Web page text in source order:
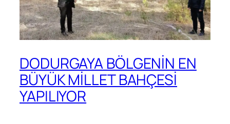
DODURGAYA BÖLGENİN EN
BÜYÜK MİLLET BAHÇESİ
YAPILIYOR